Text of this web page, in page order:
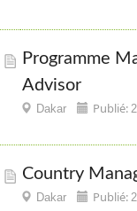
Programme
Advisor
Dakar Publié:
Country
Dakar Publié: